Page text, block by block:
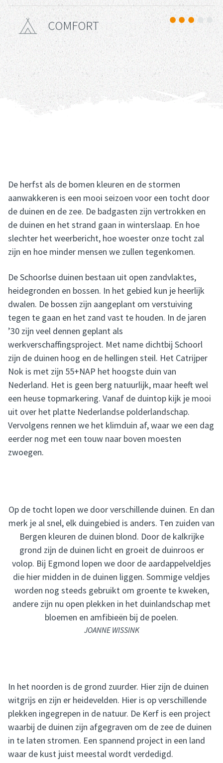
Comfort
COMFORT
De herfst als de bomen kleuren en de stormen
aanwakkeren is een mooi seizoen voor een tocht door
de duinen en de zee. De badgasten zijn vertrokken en
de duinen en het strand gaan in winterslaap. En hoe
slechter het weerbericht, hoe woester onze tocht zal
zijn en hoe minder mensen we zullen tegenkomen.
De Schoorlse duinen bestaan uit open zandvlaktes,
heidegronden en bossen. In het gebied kun je heerlijk
dwalen. De bossen zijn aangeplant om verstuiving
tegen te gaan en het zand vast te houden. In de jaren
’30 zijn veel dennen geplant als
werkverschaffingsproject. Met name dichtbij Schoorl
zijn de duinen hoog en de hellingen steil. Het Catrijper
Nok is met zijn 55+NAP het hoogste duin van
Nederland. Het is geen berg natuurlijk, maar heeft wel
een heuse topmarkering. Vanaf de duintop kijk je mooi
uit over het platte Nederlandse polderlandschap.
Vervolgens rennen we het klimduin af, waar we een dag
eerder nog met een touw naar boven moesten
zwoegen.
Op de tocht lopen we door verschillende duinen. En dan
merk je al snel, elk duingebied is anders. Ten zuiden van
Bergen kleuren de duinen blond. Door de kalkrijke
grond zijn de duinen licht en groeit de duinroos er
volop. Bij Egmond lopen we door de aardappelveldjes
die hier midden in de duinen liggen. Sommige veldjes
worden nog steeds gebruikt om groente te kweken,
andere zijn nu open plekken in het duinlandschap met
bloemen en amfibieën bij de poelen.
JOANNE WISSINK
In het noorden is de grond zuurder. Hier zijn de duinen
witgrijs en zijn er heidevelden. Hier is op verschillende
plekken ingegrepen in de natuur. De Kerf is een project
waarbij de duinen zijn afgegraven om de zee de duinen
in te laten stromen. Een spannend project in een land
waar de kust juist meestal wordt verdedigd.